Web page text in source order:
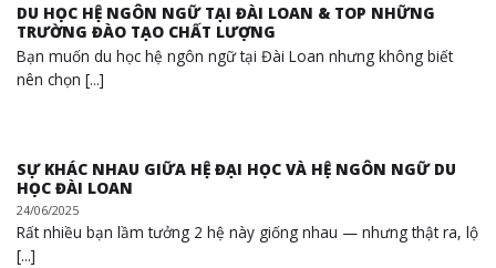
DU HỌC HỆ NGÔN NGỮ TẠI ĐÀI LOAN & TOP NHỮNG
TRƯỜNG ĐÀO TẠO CHẤT LƯỢNG
Bạn muốn du học hệ ngôn ngữ tại Đài Loan nhưng không biết
nên chọn [...]
SỰ KHÁC NHAU GIỮA HỆ ĐẠI HỌC VÀ HỆ NGÔN NGỮ DU
HỌC ĐÀI LOAN
24/06/2025
Rất nhiều bạn lầm tưởng 2 hệ này giống nhau — nhưng thật ra, lộ
[...]